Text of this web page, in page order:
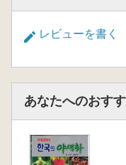
レビューを書く
あなたへのおす